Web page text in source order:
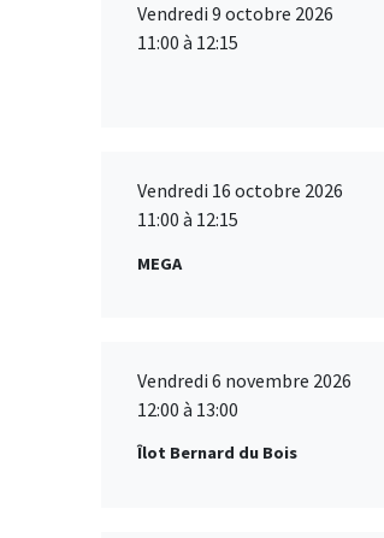
Vendredi 9 octobre 2026
11:00 à 12:15
Vendredi 16 octobre 2026
11:00 à 12:15
MEGA
Vendredi 6 novembre 2026
12:00 à 13:00
Îlot Bernard du Bois